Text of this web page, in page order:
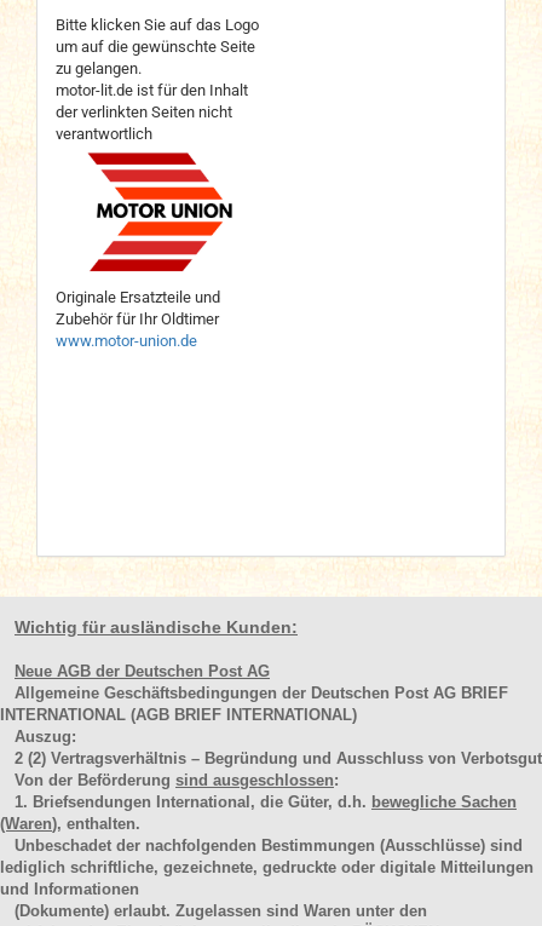
Bitte klicken Sie auf das Logo
um auf die gewünschte Seite
zu gelangen.
motor-lit.de ist für den Inhalt
der verlinkten Seiten nicht
verantwortlich
Originale Ersatzteile und
Zubehör für Ihr Oldtimer
www.motor-union.de
Wichtig für ausländische Kunden:
Neue AGB der Deutschen Post AG
Allgemeine Geschäftsbedingungen der Deutschen Post AG BRIEF
INTERNATIONAL (AGB BRIEF INTERNATIONAL)
Auszug:
2 (2) Vertragsverhältnis – Begründung und Ausschluss von Verbotsgut
Von der Beförderung sind ausgeschlossen:
1. Briefsendungen International, die Güter, d.h. bewegliche Sachen
(Waren), enthalten.
Unbeschadet der nachfolgenden Bestimmungen (Ausschlüsse) sind
lediglich schriftliche, gezeichnete, gedruckte oder digitale Mitteilungen
und Informationen
(Dokumente) erlaubt. Zugelassen sind Waren unter den